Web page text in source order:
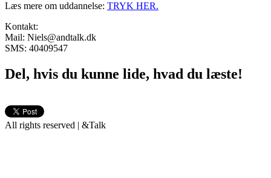
Læs mere om uddannelse: TRYK HER.
Kontakt:
Mail: Niels@andtalk.dk
SMS: 40409547
Del, hvis du kunne lide, hvad du læste!
All rights reserved | &Talk